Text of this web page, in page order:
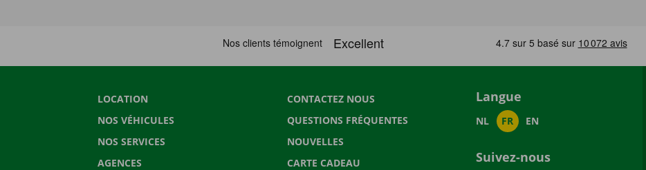
LOCATION
NOS VÉHICULES
NOS SERVICES
AGENCES
CONTACTEZ NOUS
QUESTIONS FRÉQUENTES
NOUVELLES
CARTE CADEAU
Langue
NL FR EN
Suivez-nous